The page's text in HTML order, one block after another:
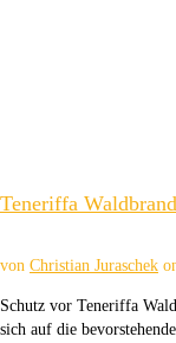
Teneriffa
von Christian Juraschek
Schutz vor Teneriffa
sich auf die